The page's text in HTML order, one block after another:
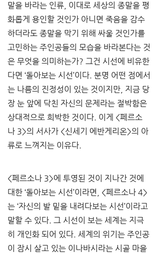
말을 바라는 인류, 이대로 세상의 종말을 평
화롭게 용인할 것인가 아니면 죽음을 감수
하더라도 종말을 막기 위해 싸울 것인가를
고민하는 주인공들의 모습을 바라본다는 것
은 무엇을 의미하는가? 그건 시선에 비유한
다면 ‘돌아보는 시선’이다. 분명 어떤 점에서
는 나름의 진정성이 있는 것이지만, 지금 당
장 눈 앞에 닥친 자신의 문제라는 절박함은
상대적으로 희박한 것이다. 이게 <페르소
나 3>의 서사가 <신세기 에반게리온>의 아
류로 느껴지는 이유다.
<페르소나 3>에 투영된 것이 지나간 것에
대한 ‘돌아보는 시선’이라면, <페르소나 4>
는 ‘자신의 발 밑을 내려다보는 시선’이라고
말할 수 있다. 그 시선이 보는 세계는 지극
히 개인화 되어 있다. 세계의 위기는 주인공
이 잠시 살고 있는 이나바시라는 시골 마을